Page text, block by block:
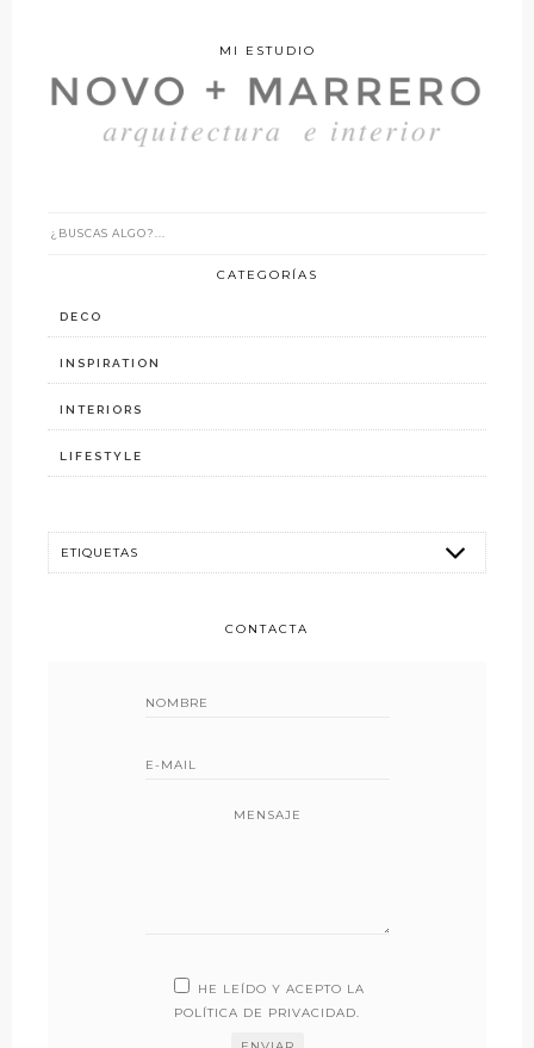
MI ESTUDIO
CATEGORÍAS
DECO
INSPIRATION
INTERIORS
LIFESTYLE
CONTACTA
MENSAJE
HE LEÍDO Y ACEPTO LA
POLÍTICA DE PRIVACIDAD.